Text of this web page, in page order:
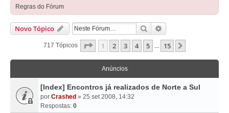
Regras do Fórum
Novo Tópico Pesquisar
717 Tópicos Página De 15
1 2 3 4 5 ... 15
Anúncios
[Index] Encontros já realizados de Norte a Sul
por Crashed » 25 set 2008, 14:32
Respostas: 0